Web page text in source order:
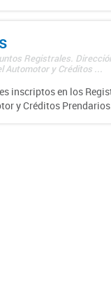
Registrales.
Automotor y Créditos ...
inscriptos en los
y Créditos